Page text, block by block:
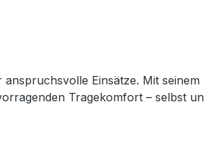
Einsätze. Mit
Tragekomfort – selbst